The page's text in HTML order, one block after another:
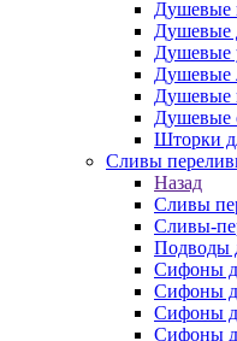
Душевые
Душевые
Душевые
Душевые
Душевые
Душевые
Шторки
Сливы
Назад
Сливы
Сливы-
Подводы
Сифоны
Сифоны
Сифоны
Сифоны